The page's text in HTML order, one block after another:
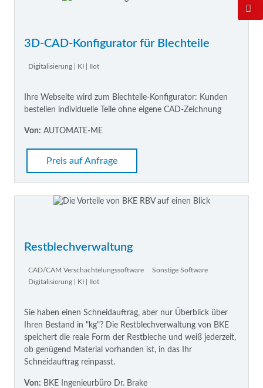
3D-CAD-Konfigurator für Blechteile
Digitalisierung | KI | IIot
Ihre Webseite wird zum Blechteile-Konfigurator: Kunden
bestellen individuelle Teile ohne eigene CAD-Zeichnung
Von: AUTOMATE-ME
Preis auf Anfrage
Restblechverwaltung
CAD/CAM Verschachtelungssoftware
Sonstige Software
Digitalisierung | KI | IIot
Sie haben einen Schneidauftrag, aber nur Überblick über
Ihren Bestand in "kg"? Die Restblechverwaltung von BKE
speichert die reale Form der Restbleche und weiß jederzeit,
ob genügend Material vorhanden ist, in das Ihr
Schneidauftrag reinpasst.
Von: BKE Ingenieurbüro Dr. Brake